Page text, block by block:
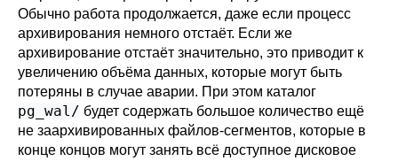
Обычно работа продолжается, даже если процесс
архивирования немного отстаёт. Если же
архивирование отстаёт значительно, это приводит к
увеличению объёма данных, которые могут быть
потеряны в случае аварии. При этом каталог
pg_wal/ будет содержать большое количество ещё
не заархивированных файлов-сегментов, которые в
конце концов могут занять всё доступное дисковое